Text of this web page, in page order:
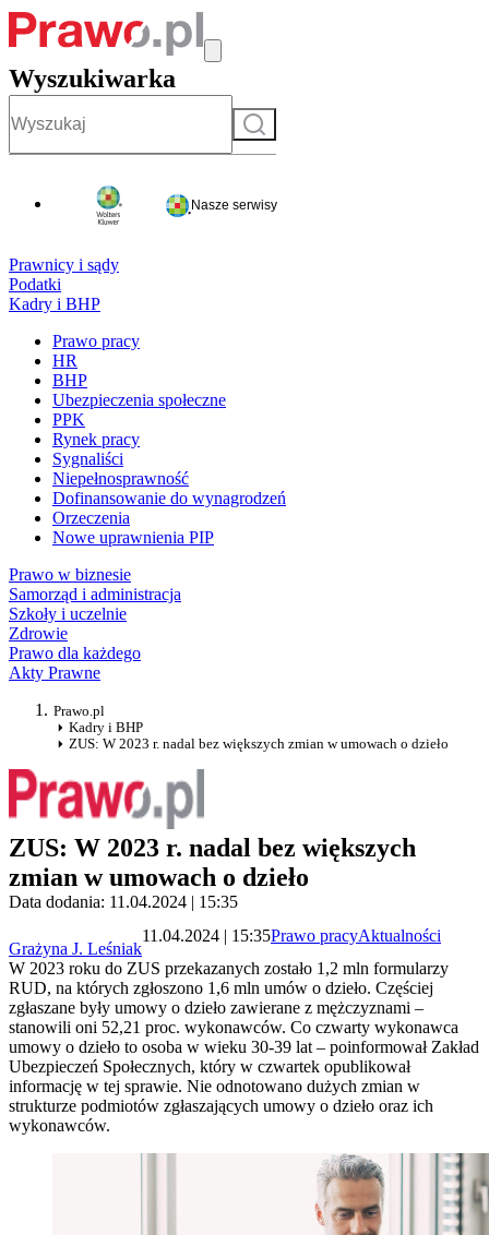
Wyszukiwarka
Szukaj
Nasze serwisy
Prawnicy i sądy
Podatki
Kadry i BHP
Prawo pracy
HR
BHP
Ubezpieczenia społeczne
PPK
Rynek pracy
Sygnaliści
Niepełnosprawność
Dofinansowanie do wynagrodzeń
Orzeczenia
Nowe uprawnienia PIP
Prawo w biznesie
Samorząd i administracja
Szkoły i uczelnie
Zdrowie
Prawo dla każdego
Akty Prawne
Prawo.pl
Kadry i BHP
ZUS: W 2023 r. nadal bez większych zmian w umowach o dzieło
ZUS: W 2023 r. nadal bez większych
zmian w umowach o dzieło
Data dodania: 11.04.2024 | 15:35
Grażyna J. Leśniak
11.04.2024 | 15:35Prawo pracyAktualności
W 2023 roku do ZUS przekazanych zostało 1,2 mln formularzy
RUD, na których zgłoszono 1,6 mln umów o dzieło. Częściej
zgłaszane były umowy o dzieło zawierane z mężczyznami –
stanowili oni 52,21 proc. wykonawców. Co czwarty wykonawca
umowy o dzieło to osoba w wieku 30-39 lat – poinformował Zakład
Ubezpieczeń Społecznych, który w czwartek opublikował
informację w tej sprawie. Nie odnotowano dużych zmian w
strukturze podmiotów zgłaszających umowy o dzieło oraz ich
wykonawców.